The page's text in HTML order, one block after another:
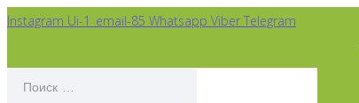
Instagram Ui-1_email-85 Whatsapp Viber Telegram